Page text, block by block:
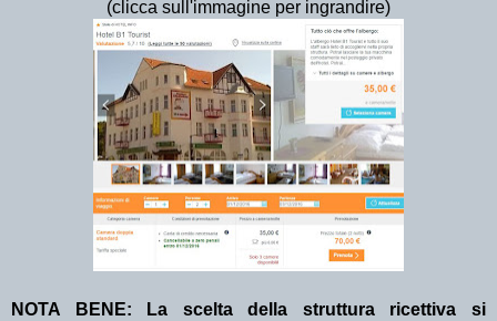
(clicca sull'immagine per ingrandire)
NOTA BENE: La scelta della struttura ricettiva si